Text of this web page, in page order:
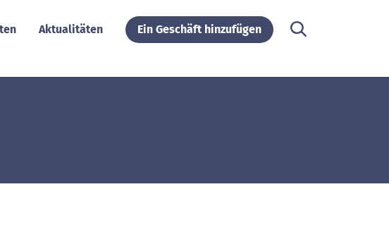
Aktualitäten Ein Geschäft hinzufügen